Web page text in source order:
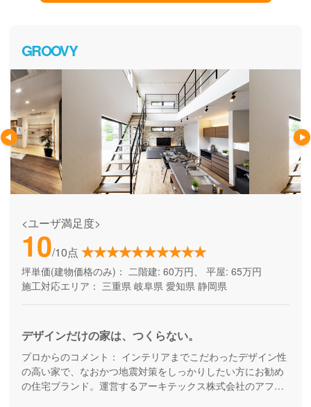
GROOVY
<ユーザ満足度>
10/10点
坪単価(建物価格のみ)： 二階建: 60万円、 平屋: 65万円
施工対応エリア： 三重県 岐阜県 愛知県 静岡県
デザインだけの家は、つくらない。
プロからのコメント： インテリアまでこだわったデザイン性
の高い家で、なおかつ地震対策をしっかりしたい方にお勧め
の住宅ブランド。運営するアーキテックス株式会社のアフタ